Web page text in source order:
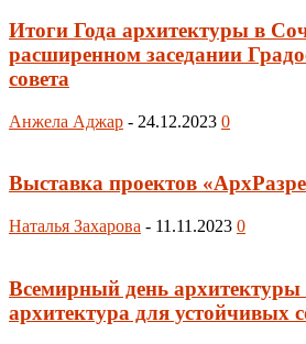
Итоги Года архитектуры в
расширенном заседании
совета
Анжела Аджар - 24.12.2023 0
Выставка проектов
Наталья Захарова - 11.11.2023 0
Всемирный день архитектуры
архитектура для устойчивых